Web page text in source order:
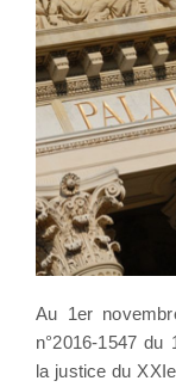
Au 1er
n°2016-1547 du
la justice du